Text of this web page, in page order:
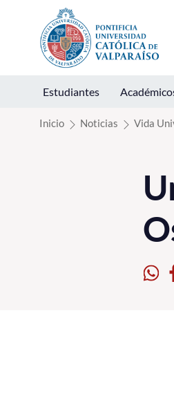
Click acá para ir directamente al
Estudiantes
Inicio Noticias Vida